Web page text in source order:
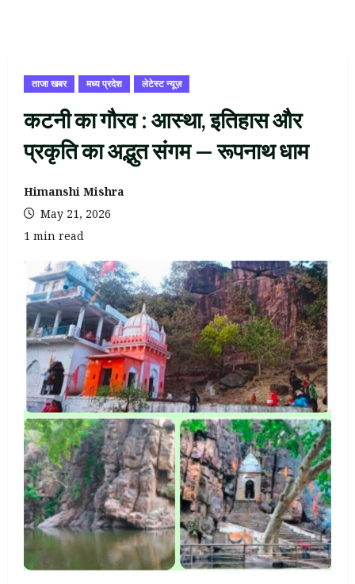
ताजा खबर मध्य प्रदेश लेटेस्ट न्यूज़
कटनी का गौरव : आस्था, इतिहास और
प्रकृति का अद्भुत संगम — रूपनाथ धाम
Himanshi Mishra
May 21, 2026
1 min read